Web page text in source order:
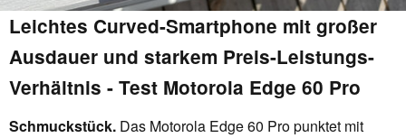
Leichtes Curved-Smartphone mit großer
Ausdauer und starkem Preis-Leistungs-
Verhältnis - Test Motorola Edge 60 Pro
Schmuckstück. Das Motorola Edge 60 Pro punktet mit